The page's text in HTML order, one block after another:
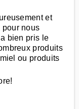
et
pour nous
bien pris le
produits
ou produits